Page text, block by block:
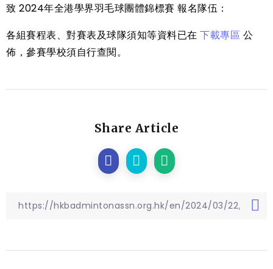
致 2024年全港學界羽毛球團體錦標賽 報名隊伍：
各組賽程表、對賽表及球隊須知等資料已在 下載專區 公
佈，參賽學校須自行查閱。
Share Article